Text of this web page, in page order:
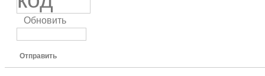
Обновить
Отправить